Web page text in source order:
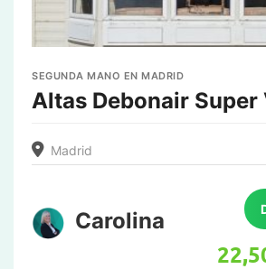
SEGUNDA MANO EN MADRID
Altas Debonair
Madrid
Carolina